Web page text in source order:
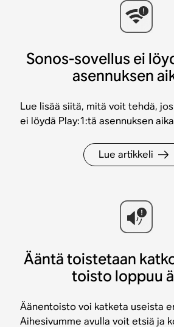
Sonos-sovellus ei
asennuksen
Lue lisää siitä, mitä voit tehdä,
ei löydä Play:1:tä asennuksen
Lue artikkeli
Ääntä toistetaan
toisto loppuu
Äänentoisto voi katketa useista
Aihesivumme avulla voit etsiä ja